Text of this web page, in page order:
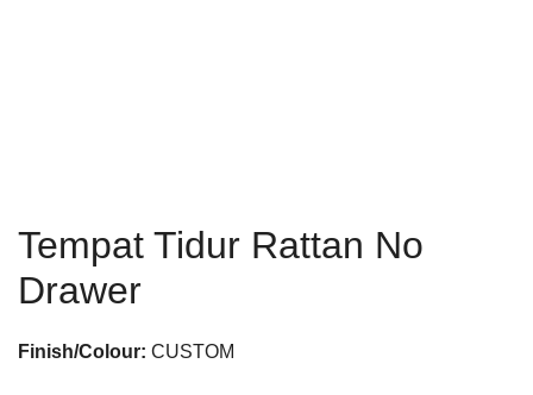
Tempat Tidur Rattan No
Drawer
Finish/Colour: CUSTOM